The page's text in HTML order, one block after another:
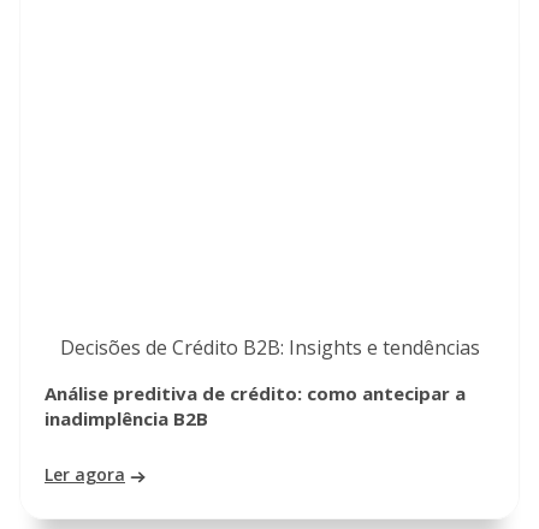
Decisões de Crédito B2B: Insights e tendências
Análise preditiva de crédito: como antecipar a
inadimplência B2B
Ler agora